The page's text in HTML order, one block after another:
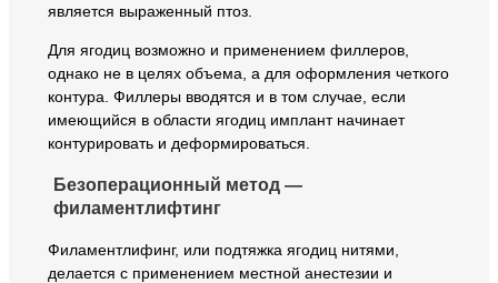
является выраженный птоз.
Для ягодиц возможно и применением филлеров,
однако не в целях объема, а для оформления четкого
контура. Филлеры вводятся и в том случае, если
имеющийся в области ягодиц имплант начинает
контурировать и деформироваться.
Безоперационный метод —
филаментлифтинг
Филаментлифинг, или подтяжка ягодиц нитями,
делается с применением местной анестезии и